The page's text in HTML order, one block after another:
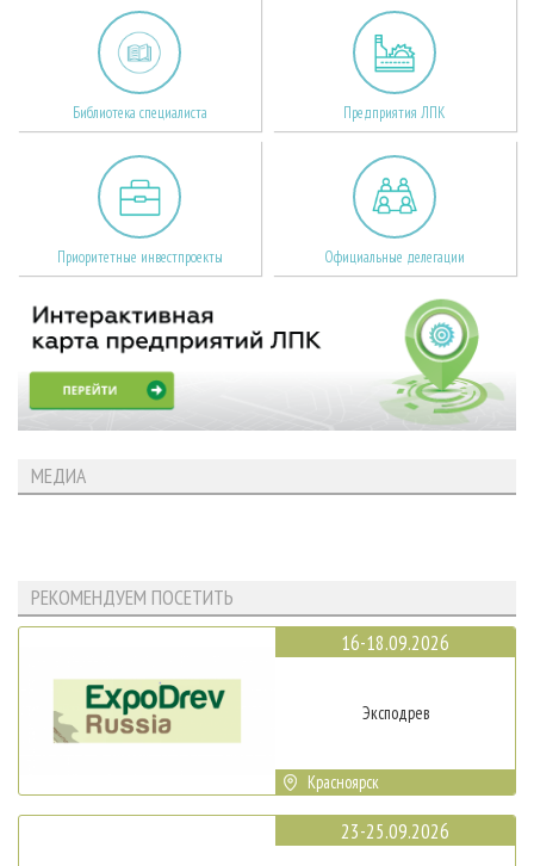
Библиотека специалиста Предприятия ЛПК
Приоритетные инвестпроекты Официальные делегации
МЕДИА
РЕКОМЕНДУЕМ ПОСЕТИТЬ
16-18.09.2026
Эксподрев
Красноярск
23-25.09.2026